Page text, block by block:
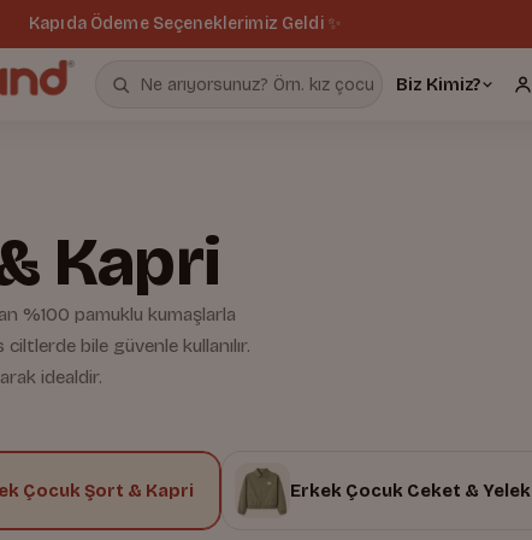
Kapıda Ödeme Seçeneklerimiz Geldi ✨
Biz Kimiz?
Kapri
%100 pamuklu kumaşlarla
bile güvenle kullanılır.
idealdir.
Çocuk Şort & Kapri Erkek Çocuk Ceket & Yelek